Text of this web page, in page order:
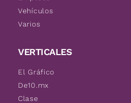
Vehículos
Varios
VERTICALES
El Gráfico
De10.mx
Clase